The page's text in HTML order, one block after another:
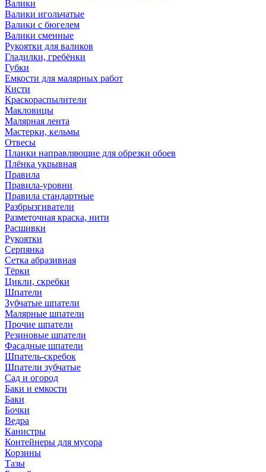
Валики
Валики игольчатые
Валики с бюгелем
Валики сменные
Рукоятки для валиков
Гладилки, гребёнки
Губки
Емкости для малярных работ
Кисти
Краскораспылители
Макловицы
Малярная лента
Мастерки, кельмы
Отвесы
Планки направляющие для обрезки обоев
Плёнка укрывная
Правила
Правила-уровни
Правила стандартные
Разбрызгиватели
Разметочная краска, нити
Расшивки
Рукоятки
Серпянка
Сетка абразивная
Тёрки
Цикли, скребки
Шпатели
Зубчатые шпатели
Малярные шпатели
Прочие шпатели
Резиновые шпатели
Фасадные шпатели
Шпатель-скребок
Шпатели зубчатые
Сад и огород
Баки и емкости
Баки
Бочки
Ведра
Канистры
Контейнеры для мусора
Корзины
Тазы